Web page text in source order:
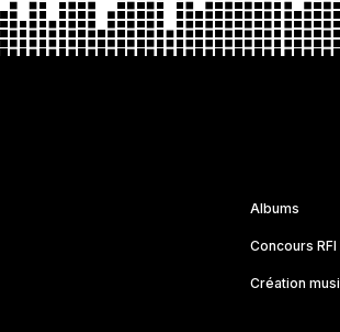
Albums
Concours
Création